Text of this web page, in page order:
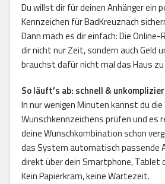
Du willst dir für deinen Anhänger ein
Kennzeichen für BadKreuznach
Dann mach es dir einfach: Die
dir nicht nur Zeit, sondern auch Geld
brauchst dafür nicht mal das Haus
So läuft’s ab: schnell &
In nur wenigen Minuten kannst du
Wunschkennzeichens prüfen und es
deine Wunschkombination schon
das System automatisch passende
direkt über dein Smartphone, Tablet
Kein Papierkram, keine Wartezeit.